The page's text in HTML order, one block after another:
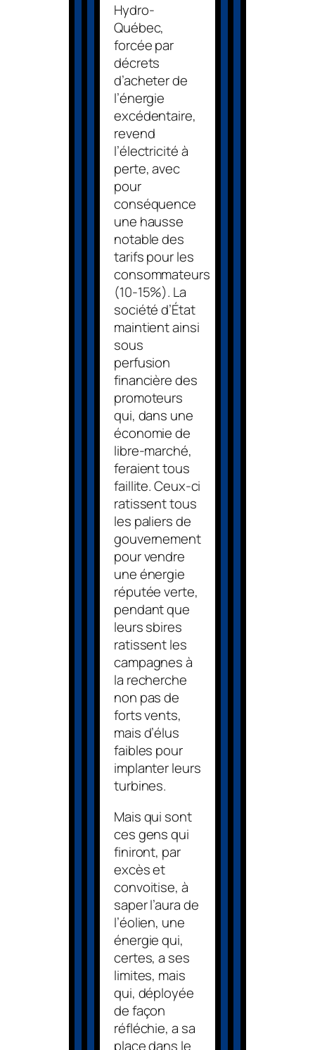
Hydro-
Québec,
forcée par
décrets
d’acheter de
l’énergie
excédentaire,
revend
l’électricité à
perte, avec
pour
conséquence
une hausse
notable des
tarifs pour les
consommateurs
(10-15%). La
société d’État
maintient ainsi
sous
perfusion
financière des
promoteurs
qui, dans une
économie de
libre-marché,
feraient tous
faillite. Ceux-ci
ratissent tous
les paliers de
gouvernement
pour vendre
une énergie
réputée verte,
pendant que
leurs sbires
ratissent les
campagnes à
la recherche
non pas de
forts vents,
mais d’élus
faibles pour
implanter leurs
turbines.
Mais qui sont
ces gens qui
finiront, par
excès et
convoitise, à
saper l’aura de
l’éolien, une
énergie qui,
certes, a ses
limites, mais
qui, déployée
de façon
réfléchie, a sa
place dans le